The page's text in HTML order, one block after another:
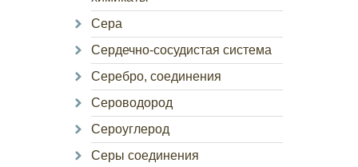
Сера
Сердечно-сосудистая система
Серебро, соединения
Сероводород
Сероуглерод
Серы соединения